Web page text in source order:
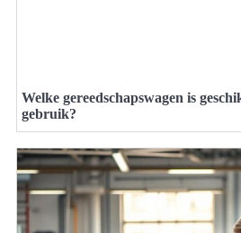
Welke gereedschapswagen is
gebruik?